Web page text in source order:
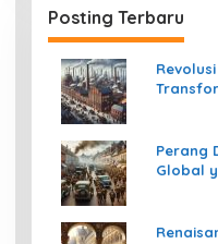
Posting Terbaru
Perang
Global